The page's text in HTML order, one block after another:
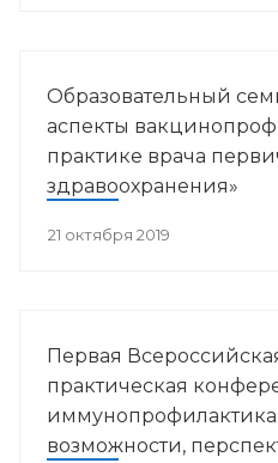
Образовательный
аспекты
практике врача
здравоохранения»
21 октября 2019
Первая
практическая
возможности,